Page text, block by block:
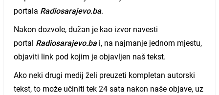
portala Radiosarajevo.ba.
Nakon dozvole, dužan je kao izvor navesti
portal Radiosarajevo.bai, na najmanje jednom mjestu,
objaviti link pod kojim je objavljen naš tekst.
Ako neki drugi medij želi preuzeti kompletan autorski
tekst, to može učiniti tek 24 sata nakon naše objave, uz